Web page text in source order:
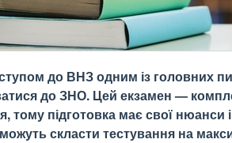
до ВНЗ одним із головних
до ЗНО. Цей екзамен —
тому підготовка має свої
скласти тестування на